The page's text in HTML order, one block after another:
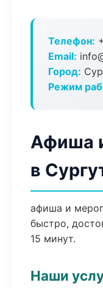
Телефон:
Email:
Город:
Режим
Афиша
в
афиша и
быстро,
15 минут.
Наши